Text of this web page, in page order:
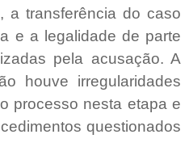
a transferência do caso
e a legalidade de parte
pela acusação. A
houve irregularidades
processo nesta etapa e
questionados